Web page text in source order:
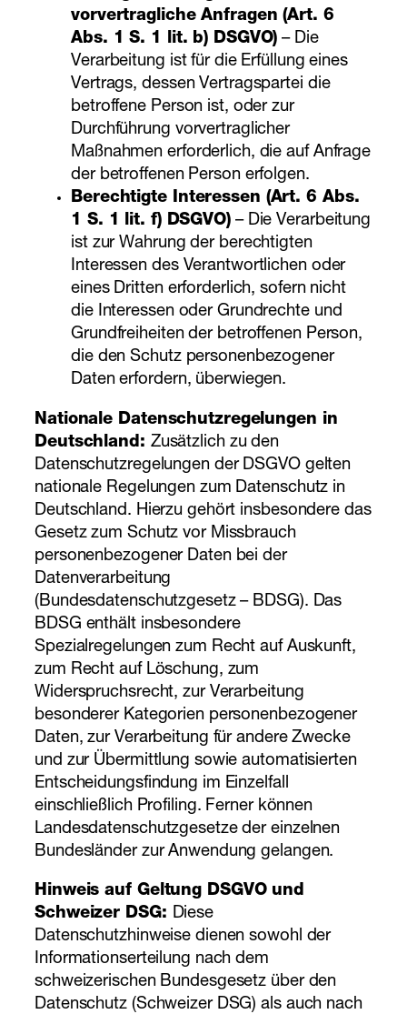
vorvertragliche Anfragen (Art. 6
Abs. 1 S. 1 lit. b) DSGVO) – Die
Verarbeitung ist für die Erfüllung eines
Vertrags, dessen Vertragspartei die
betroffene Person ist, oder zur
Durchführung vorvertraglicher
Maßnahmen erforderlich, die auf Anfrage
der betroffenen Person erfolgen.
Berechtigte Interessen (Art. 6 Abs.
1 S. 1 lit. f) DSGVO)– Die Verarbeitung
ist zur Wahrung der berechtigten
Interessen des Verantwortlichen oder
eines Dritten erforderlich, sofern nicht
die Interessen oder Grundrechte und
Grundfreiheiten der betroffenen Person,
die den Schutz personenbezogener
Daten erfordern, überwiegen.
Nationale Datenschutzregelungen in
Deutschland: Zusätzlich zu den
Datenschutzregelungen der DSGVO gelten
nationale Regelungen zum Datenschutz in
Deutschland. Hierzu gehört insbesondere das
Gesetz zum Schutz vor Missbrauch
personenbezogener Daten bei der
Datenverarbeitung
(Bundesdatenschutzgesetz – BDSG). Das
BDSG enthält insbesondere
Spezialregelungen zum Recht auf Auskunft,
zum Recht auf Löschung, zum
Widerspruchsrecht, zur Verarbeitung
besonderer Kategorien personenbezogener
Daten, zur Verarbeitung für andere Zwecke
und zur Übermittlung sowie automatisierten
Entscheidungsfindung im Einzelfall
einschließlich Profiling. Ferner können
Landesdatenschutzgesetze der einzelnen
Bundesländer zur Anwendung gelangen.
Hinweis auf Geltung DSGVO und
Schweizer DSG: Diese
Datenschutzhinweise dienen sowohl der
Informationserteilung nach dem
schweizerischen Bundesgesetz über den
Datenschutz (Schweizer DSG) als auch nach